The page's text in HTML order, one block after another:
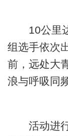
10公里达
组选手依次
前，远处大
浪与呼吸同
活动进行